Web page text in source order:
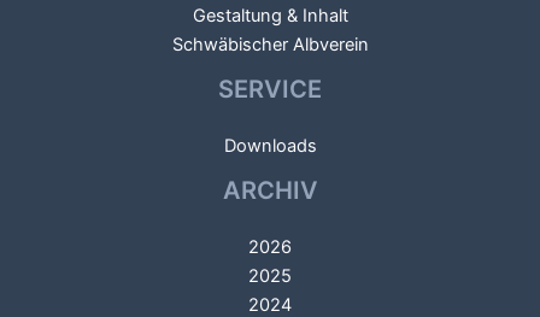
Gestaltung & Inhalt
Schwäbischer Albverein
SERVICE
Downloads
ARCHIV
2026
2025
2024